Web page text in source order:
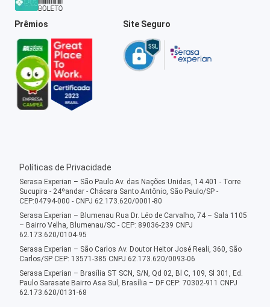
Prêmios Site Seguro
Políticas de Privacidade
Serasa Experian – São Paulo Av. das Nações Unidas, 14.401 - Torre
Sucupira - 24ºandar - Chácara Santo Antônio, São Paulo/SP -
CEP:04794-000 - CNPJ 62.173.620/0001-80
Serasa Experian – Blumenau Rua Dr. Léo de Carvalho, 74 – Sala 1105
– Bairro Velha, Blumenau/SC - CEP: 89036-239 CNPJ
62.173.620/0104-95
Serasa Experian – São Carlos Av. Doutor Heitor José Reali, 360, São
Carlos/SP CEP: 13571-385 CNPJ 62.173.620/0093-06
Serasa Experian – Brasília ST SCN, S/N, Qd 02, Bl C, 109, Sl 301, Ed.
Paulo Sarasate Bairro Asa Sul, Brasília – DF CEP: 70302-911 CNPJ
62.173.620/0131-68